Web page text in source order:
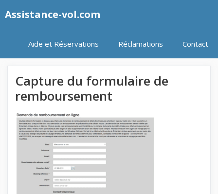
auAssistance-vol.com
Aide et Réservations Réclamations Contact
Capture du formulaire de
remboursement